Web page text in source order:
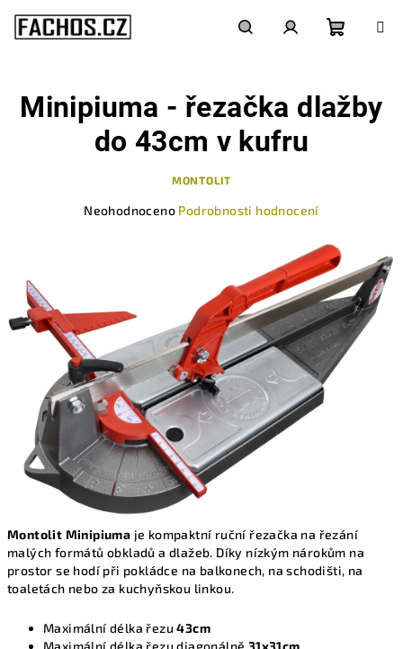
obsah
košík
Montolit Minipiuma je kompaktní ruční řezačka na řezání
malých formátů obkladů a dlažeb. Díky nízkým nárokům na
prostor se hodí při pokládce na balkonech, na schodišti, na
toaletách nebo za kuchyňskou linkou.
Maximální délka řezu43cm
Maximální délka řezu diagonálně 31x31cm
Minipiuma - řezačka dlažby
do 43cm v kufru
MONTOLIT
0,0
5
hvězdiček.
Neohodnoceno Podrobnosti hodnocení